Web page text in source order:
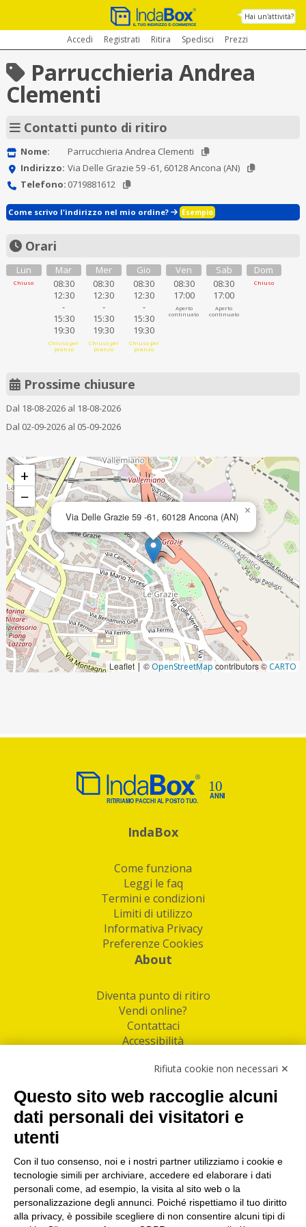
Hai un'attività?
Accedi Registrati Ritira Spedisci Prezzi
Parrucchieria Andrea
Clementi
Contatti punto di ritiro
Nome:
Parrucchieria Andrea Clementi
Indirizzo: Via Delle Grazie 59 -61, 60128 Ancona (AN)
Telefono: 0719881612
Come scrivo l'indirizzo nel mio ordine? Esempio
Orari
Lun
Chiuso
Mar
08:30
12:30
-
15:30
19:30
Chiuso per
pranzo
Mer
08:30
12:30
-
15:30
19:30
Chiuso per
pranzo
Gio
08:30
12:30
-
15:30
19:30
Chiuso per
pranzo
Ven
08:30
17:00
Aperto
continuato
Sab
08:30
17:00
Aperto
continuato
Dom
Chiuso
Prossime chiusure
Dal 18-08-2026 al 18-08-2026
Dal 02-09-2026 al 05-09-2026
Via Delle Grazie 59 -61, 60128 Ancona (AN) ×
+
−
Leaflet | © OpenStreetMap contributors © CARTO
IndaBox
Come funziona
Leggi le faq
Termini e condizioni
Limiti di utilizzo
Informativa Privacy
Preferenze Cookies
About
Diventa punto di ritiro
Vendi online?
Contattaci
Accessibilità
Facebook
Linkedin
I nostri punti di ritiro e spedizione pacchi nelle
maggiori città italiane
Torino|Milano|Roma|Bologna|Firenze| Genova
Napoli|Varese
Rifiuta cookie non necessari ✕
Questo sito web raccoglie alcuni
dati personali dei visitatori e
utenti
Con il tuo consenso, noi e i nostri partner utilizziamo i cookie e
tecnologie simili per archiviare, accedere ed elaborare i dati
personali come, ad esempio, la visita al sito web o la
personalizzazione degli annunci. Poiché rispettiamo il tuo diritto
alla privacy, è possibile scegliere di non consentire alcuni tipi di